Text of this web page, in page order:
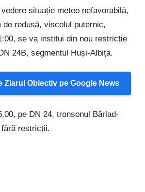
situație meteo nefavorabilă,
redusă, viscolul puternic,
se va institui din nou restricție
24B, segmentul Huși-Albița.
Ziarul Obiectiv pe Google News
pe DN 24, tronsonul Bârlad-
restricții.